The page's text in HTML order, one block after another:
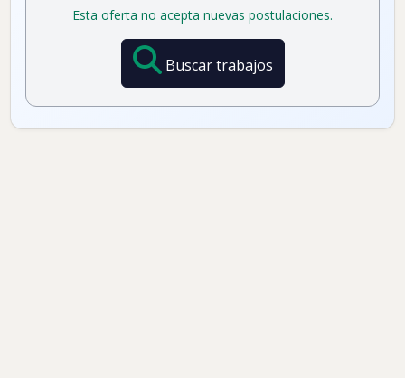
Esta oferta no acepta nuevas postulaciones.
Buscar trabajos